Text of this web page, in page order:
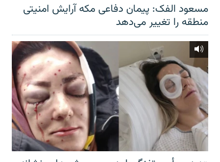
مسعود الفک: پیمان دفاعی مکه آرایش امنیتی
منطقه را تغییر می‌دهد